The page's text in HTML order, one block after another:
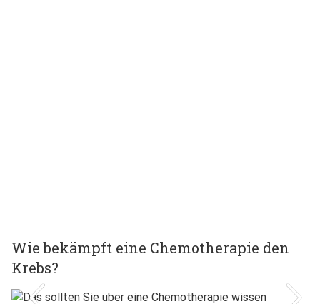
Wie bekämpft eine Chemotherapie den
Krebs?